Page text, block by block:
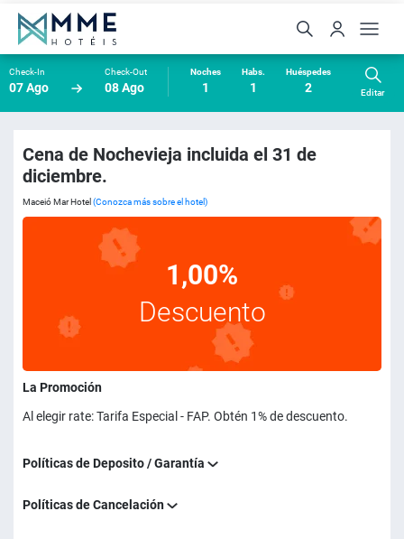
Check-In
07 Ago
Check-Out
08 Ago
Noches
1
Habs.
1
Huéspedes
2 Editar
Cena de Nochevieja incluida el 31 de
diciembre.
Maceió Mar Hotel (Conozca más sobre el hotel)
1,00%
Descuento
La Promoción
Al elegir rate: Tarifa Especial - FAP. Obtén 1% de descuento.
Políticas de Deposito / Garantía
Políticas de Cancelación